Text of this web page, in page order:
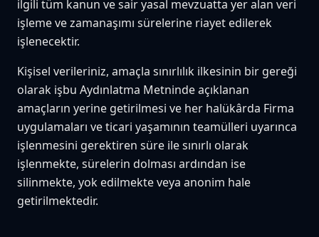
ilgili tüm kanun ve sair yasal mevzuatta yer alan veri
işleme ve zamanaşımı sürelerine riayet edilerek
işlenecektir.
Kişisel verileriniz, amaçla sınırlılık ilkesinin bir gereği
olarak işbu Aydınlatma Metninde açıklanan
amaçların yerine getirilmesi ve her halükârda Firma
uygulamaları ve ticari yaşamının teamülleri uyarınca
işlenmesini gerektiren süre ile sınırlı olarak
işlenmekte, sürelerin dolması ardından ise
silinmekte, yok edilmekte veya anonim hale
getirilmektedir.